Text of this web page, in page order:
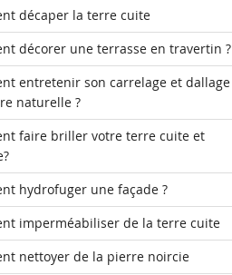
décaper la terre cuite
décorer une terrasse en travertin ?
entretenir son carrelage et dallage
naturelle ?
faire briller votre terre cuite et
hydrofuger une façade ?
imperméabiliser de la terre cuite
nettoyer de la pierre noircie